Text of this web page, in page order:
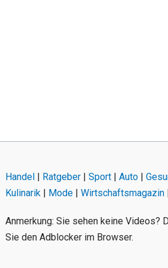
Handel Ratgeber |Sport |Auto |
Kulinarik
Mode |Wirtschaftsmagazin
Anmerkung: Sie sehen keine Videos?
Sie den Adblocker im Browser.